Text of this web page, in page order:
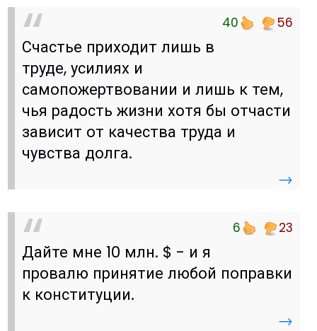
40 56
Счастье приходит лишь в
труде, усилиях и
самопожертвовании и лишь к тем,
чья радость жизни хотя бы отчасти
зависит от качества труда и
чувства долга.
→
6 23
Дайте мне 10 млн. $ - и я
провалю принятие любой поправки
к конституции.
→